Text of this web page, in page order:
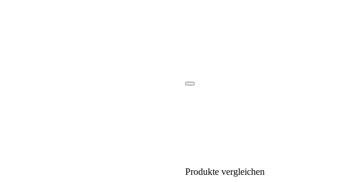
Produkte vergleichen